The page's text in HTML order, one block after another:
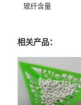
玻纤含量
相关产品：